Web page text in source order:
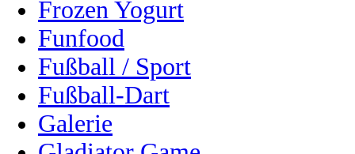
Frozen Yogurt
Funfood
Fußball / Sport
Fußball-Dart
Galerie